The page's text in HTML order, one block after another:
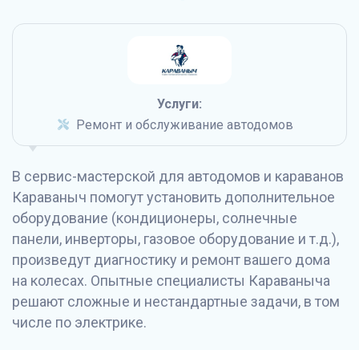
Услуги:
Ремонт и обслуживание автодомов
В сервис-мастерской для автодомов и караванов
Караваныч помогут установить дополнительное
оборудование (кондиционеры, солнечные
панели, инверторы, газовое оборудование и т.д.),
произведут диагностику и ремонт вашего дома
на колесах. Опытные специалисты Караваныча
решают сложные и нестандартные задачи, в том
числе по электрике.